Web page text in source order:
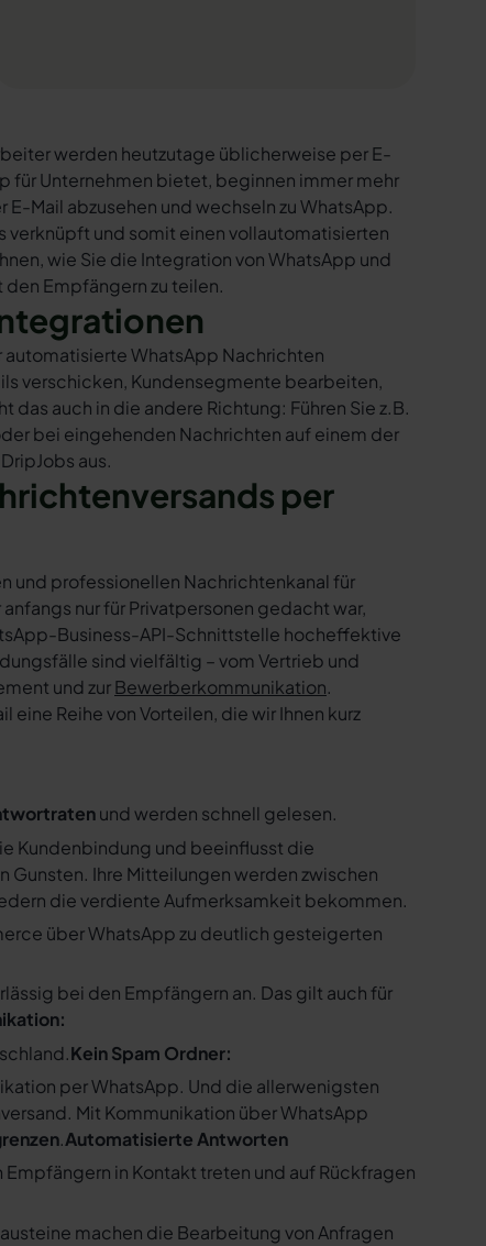
werden heutzutage üblicherweise per E-
für Unternehmen bietet, beginnen immer mehr
Mail abzusehen und wechseln zu WhatsApp.
und somit einen vollautomatisierten
wie Sie die Integration von WhatsApp und
Empfängern zu teilen.
automatisierte WhatsApp Nachrichten
verschicken, Kundensegmente bearbeiten,
auch in die andere Richtung: Führen Sie z.B.
bei eingehenden Nachrichten auf einem der
aus.
per
und professionellen Nachrichtenkanal für
nur für Privatpersonen gedacht war,
Business-API-Schnittstelle hocheffektive
sind vielfältig – vom Vertrieb und
und zurBewerberkommunikation.
Reihe von Vorteilen, die wir Ihnen kurz
und werden schnell gelesen.
Kundenbindung und beeinflusst die
Gunsten. Ihre Mitteilungen werden zwischen
die verdiente Aufmerksamkeit bekommen.
über WhatsApp zu deutlich gesteigerten
bei den Empfängern an. Das gilt auch für
Kein Spam Ordner:
per WhatsApp. Und die allerwenigsten
Mit Kommunikation über WhatsApp
.Automatisierte Antworten
in Kontakt treten und auf Rückfragen
machen die Bearbeitung von Anfragen